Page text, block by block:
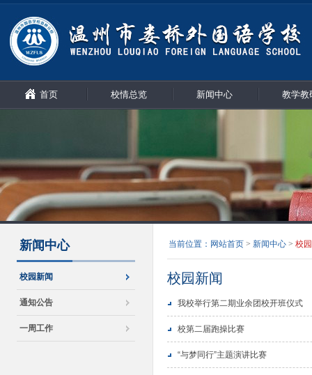
首页 校情总览 新闻中心 教学教
新闻中心
校园新闻
通知公告
一周工作
当前位置： 网站首页 > 新闻中心 > 校
校园新闻
我校举行第二期业余团校开班仪式
校第二届跑操比赛
“与梦同行”主题演讲比赛